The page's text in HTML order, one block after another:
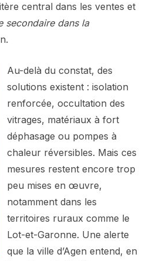
central dans les ventes et
secondaire dans la
Au-delà du constat, des
solutions existent : isolation
renforcée, occultation des
vitrages, matériaux à fort
déphasage ou pompes à
chaleur réversibles. Mais ces
mesures restent encore trop
peu mises en œuvre,
notamment dans les
territoires ruraux comme le
Lot-et-Garonne. Une alerte
que la ville d’Agen entend, en